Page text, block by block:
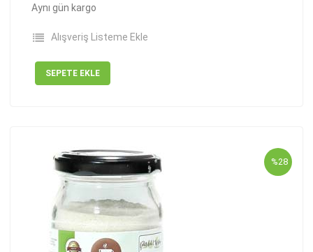
Aynı gün kargo
Alışveriş Listeme Ekle
SEPETE EKLE
%28